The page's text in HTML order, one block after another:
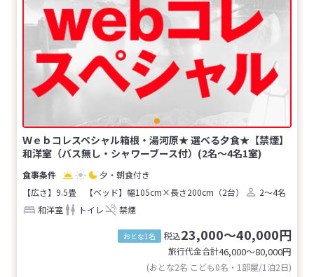
Ｗｅｂコレスペシャル箱根・湯河原★ 選べる夕食★【禁煙】
和洋室（バス無し・シャワーブース付）(2名～4名1室)
夕・朝食付き
【広さ】9.5畳
【ベッド】幅105cm×長さ200cm（2台）
2～4名
和洋室
トイレ 禁煙
おとな1名 税込23,000～40,000円
旅行代金合計46,000〜80,000円
(おとな2名 こども0名・1部屋/1泊2日)